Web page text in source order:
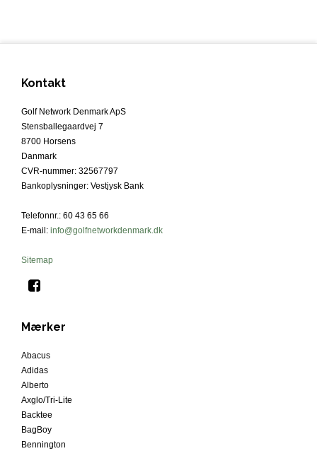
Kontakt
Golf Network Denmark ApS
Stensballegaardvej 7
8700 Horsens
Danmark
CVR-nummer: 32567797
Bankoplysninger: Vestjysk Bank
Telefonnr.: 60 43 65 66
E-mail : info@golfnetworkdenmark.dk
Sitemap
Mærker
Abacus
Adidas
Alberto
Axglo/Tri-Lite
Backtee
BagBoy
Bennington